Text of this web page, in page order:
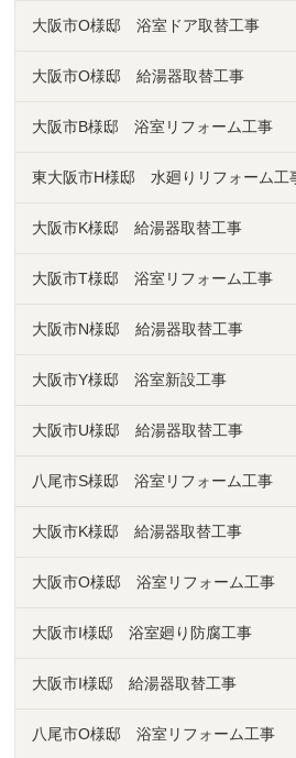
大阪市O様邸 浴室ドア取替工事
大阪市O様邸 給湯器取替工事
大阪市B様邸 浴室リフォーム工事
東大阪市H様邸 水廻りリフォーム工
大阪市K様邸 給湯器取替工事
大阪市T様邸 浴室リフォーム工事
大阪市N様邸 給湯器取替工事
大阪市Y様邸 浴室新設工事
大阪市U様邸 給湯器取替工事
八尾市S様邸 浴室リフォーム工事
大阪市K様邸 給湯器取替工事
大阪市O様邸 浴室リフォーム工事
大阪市I様邸 浴室廻り防腐工事
大阪市I様邸 給湯器取替工事
八尾市O様邸 浴室リフォーム工事